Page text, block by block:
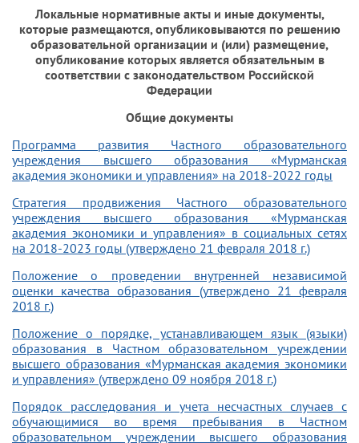
Локальные нормативные акты и иные документы,
которые размещаются, опубликовываются по решению
образовательной организации и (или) размещение,
опубликование которых является обязательным в
соответствии с законодательством Российской
Федерации
Общие документы
Программа развития Частного образовательного
учреждения высшего образования «Мурманская
академия экономики и управления» на 2018-2022 годы
Стратегия продвижения Частного образовательного
учреждения высшего образования «Мурманская
академия экономики и управления» в социальных сетях
на 2018-2023 годы (утверждено 21 февраля 2018 г.)
Положение о проведении внутренней независимой
оценки качества образования (утверждено 21 февраля
2018 г.)
Положение о порядке, устанавливающем язык (языки)
образования в Частном образовательном учреждении
высшего образования «Мурманская академия экономики
и управления» (утверждено 09 ноября 2018 г.)
Порядок расследования и учета несчастных случаев с
обучающимися во время пребывания в Частном
образовательном учреждении высшего образования